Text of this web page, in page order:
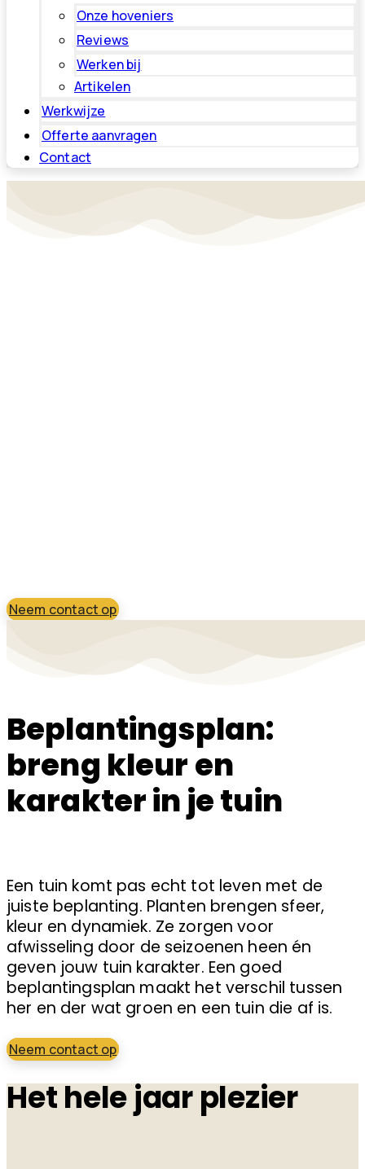
Onze hoveniers
Reviews
Werken bij
Artikelen
Werkwijze
Offerte aanvragen
Contact
Neem contact op
Beplantingsplan:
breng kleur en
karakter in je tuin
Een tuin komt pas echt tot leven met de
juiste beplanting. Planten brengen sfeer,
kleur en dynamiek. Ze zorgen voor
afwisseling door de seizoenen heen én
geven jouw tuin karakter. Een goed
beplantingsplan maakt het verschil tussen
her en der wat groen en een tuin die af is.
Neem contact op
Het hele jaar plezier